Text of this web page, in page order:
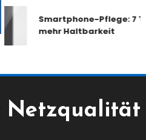
Smartphone-Pflege: 7
mehr Haltbarkeit
Netzqualität